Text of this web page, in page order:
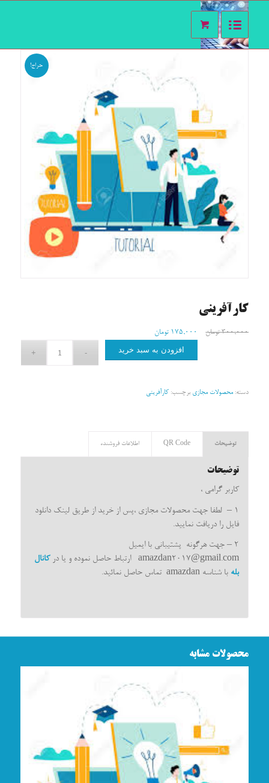
حراج!
کارآفرینی
۳۰۰,۰۰۰ تومان ۱۷۵,۰۰۰ تومان
افزودن به سبد خرید
دسته:محصولات مجازی برچسب: کارآفرینی
توضیحات QR Code اطلاعات فروشنده
توضیحات
کاربر گرامی ،
۱ – لطفا جهت محصولات مجازی ،پس از خرید از طریق لینک دانلود
فایل را دریافت نمایید.
۲ – جهت هرگونه پشتیبانی با ایمیل
amazdan2017@gmail.com ارتباط حاصل نموده و یا در
کانال
بله با شناسه amazdan تماس حاصل نمائید.
محصولات مشابه